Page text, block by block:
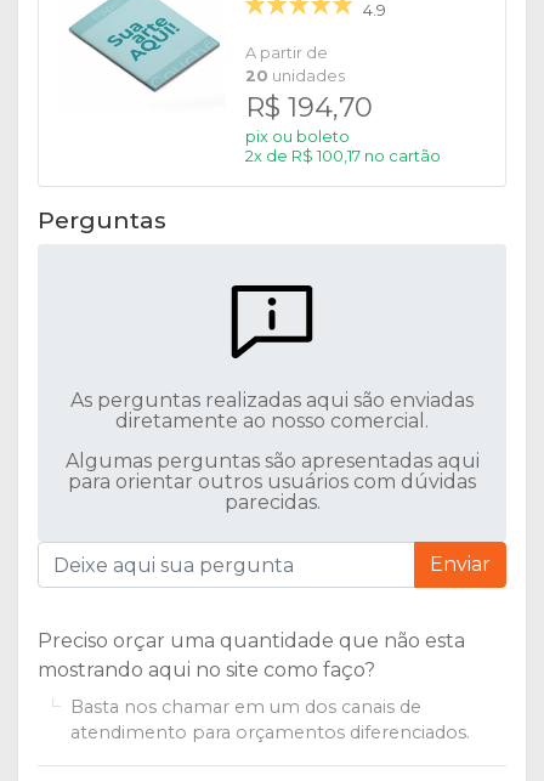
4.9
A partir de
20 unidades
R$ 194,70
pix ou boleto
2x de R$ 100,17 no cartão
Perguntas
As perguntas realizadas aqui são enviadas
diretamente ao nosso comercial.
Algumas perguntas são apresentadas aqui
para orientar outros usuários com dúvidas
parecidas.
Enviar
Preciso orçar uma quantidade que não esta
mostrando aqui no site como faço?
Basta nos chamar em um dos canais de
atendimento para orçamentos diferenciados.